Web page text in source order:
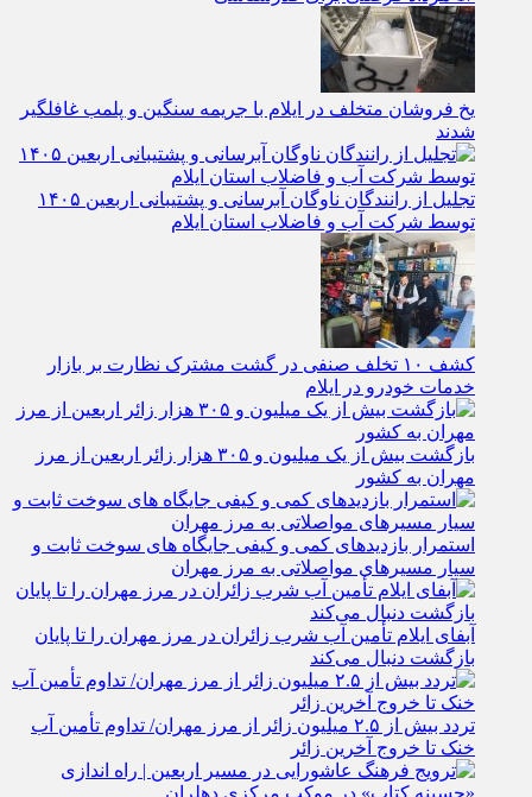
یخ‌ فروشان متخلف در ایلام با جریمه سنگین و پلمب غافلگیر
شدند
تجلیل از رانندگان ناوگان آبرسانی و پشتیبانی اربعین ۱۴۰۵
توسط شرکت آب و فاضلاب استان ایلام
کشف ۱۰ تخلف صنفی در گشت مشترک نظارت بر بازار
خدمات خودرو در ایلام
بازگشت بیش از یک میلیون و ۳۰۵ هزار زائر اربعین از مرز
مهران به کشور
استمرار بازدیدهای کمی و کیفی جایگاه‌ های سوخت ثابت و
سیار مسیرهای مواصلاتی به مرز مهران
آبفای ایلام تأمین آب شرب زائران در مرز مهران را تا پایان
بازگشت دنبال می‌کند
تردد بیش از ۲.۵ میلیون زائر از مرز مهران/ تداوم تأمین آب
خنک تا خروج آخرین زائر